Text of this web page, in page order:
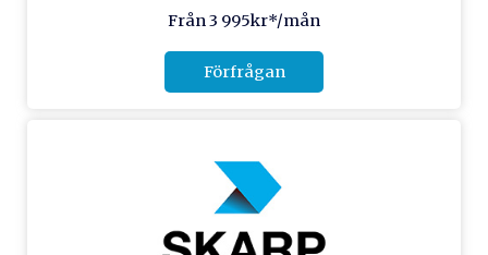
Från 3 995kr*/mån
Förfrågan